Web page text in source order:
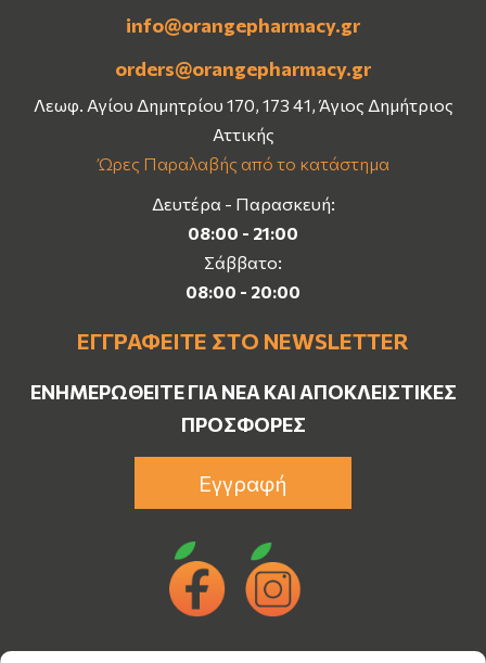
info@orangepharmacy.gr
orders@orangepharmacy.gr
Λεωφ. Αγίου Δημητρίου 170, 173 41, Άγιος Δημήτριος
Αττικής
Ώρες Παραλαβής από το κατάστημα
Δευτέρα - Παρασκευή:
08:00 - 21:00
Σάββατο:
08:00 - 20:00
ΕΓΓΡΑΦΕΊΤΕ ΣΤΟ NEWSLETTER
ΕΝΗΜΕΡΩΘΕΊΤΕ ΓΙΑ ΝΈΑ ΚΑΙ ΑΠΟΚΛΕΙΣΤΙΚΈΣ
ΠΡΟΣΦΟΡΈΣ
Εγγραφή